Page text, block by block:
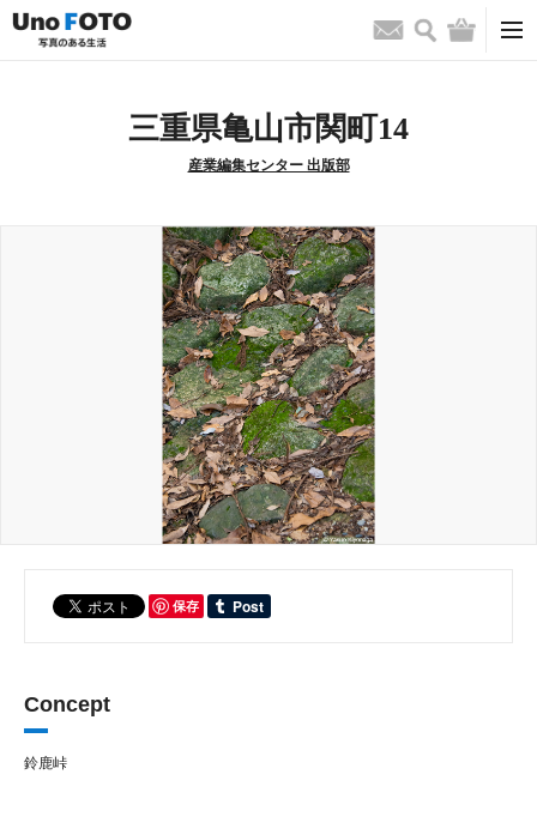
お問い合わせ
検索 バッグ
三重県亀山市関町14
産業編集センター 出版部
保存
Concept
鈴鹿峠